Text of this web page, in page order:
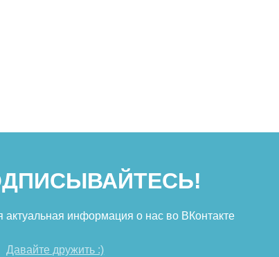
актуальная информация о нас во ВКонтакте
Давайте дружить :)